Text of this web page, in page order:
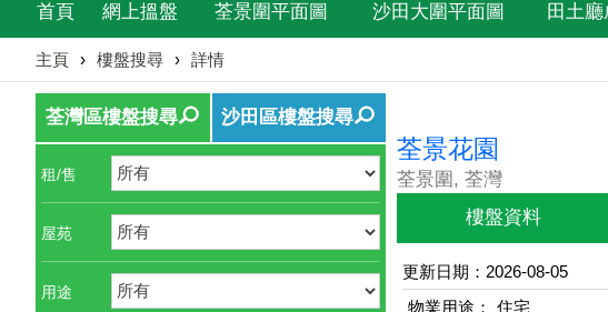
首頁 網上搵盤 荃景圍平面圖 沙田大圍平面圖 田土廳
主頁 › 樓盤搜尋 › 詳情
荃灣區樓盤搜尋 沙田區樓盤搜尋
租/售
屋苑
用途
荃景花園
荃景圍, 荃灣
樓盤資料
更新日期：2026-08-05
物業用途：
住宅